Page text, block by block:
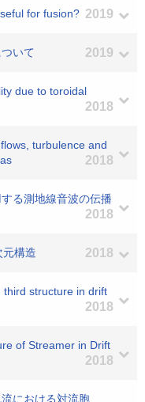
for fusion? 2019
いて 2019
due to toroidal
2018
turbulence and
2018
る測地線音波の伝播
2018
元構造 2018
third structure in drift
2018
of Streamer in Drift
2018
における対流胞